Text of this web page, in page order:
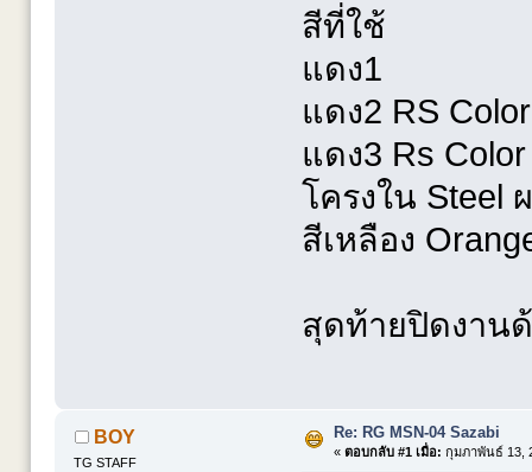
สีที่ใช้
แดง1
แดง2 RS
แดง3 Rs
โครงใน Steel
สีเหลือง
สุดท้ายปิดงาน
BOY
TG STAFF
Re: RG MSN-04 Sazabi
« ตอบกลับ #1 เมื่อ: กุมภาพันธ์ 13,